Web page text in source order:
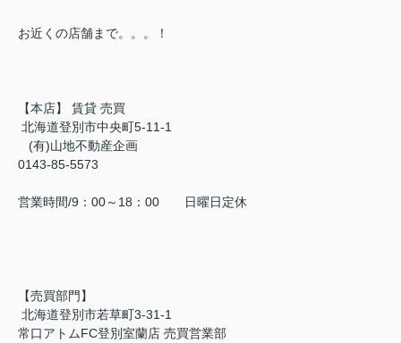
お近くの店舗まで。。。！
【本店】 賃貸 売買
北海道登別市中央町5-11-1
(有)山地不動産企画
0143-85-5573
営業時間/9：00～18：00 日曜日定休
【売買部門】
北海道登別市若草町3-31-1
常口アトムFC登別室蘭店 売買営業部